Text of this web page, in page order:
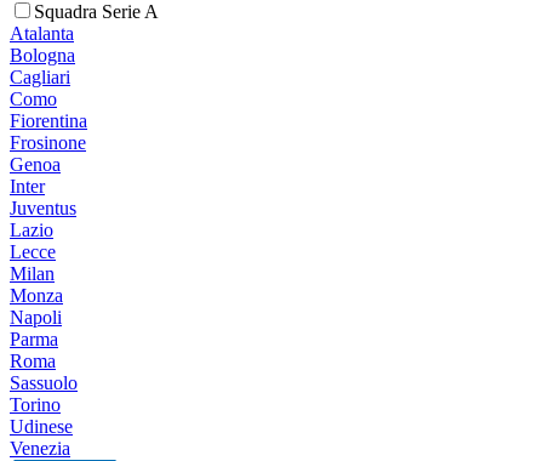
Squadra Serie A
Atalanta
Bologna
Cagliari
Como
Fiorentina
Frosinone
Genoa
Inter
Juventus
Lazio
Lecce
Milan
Monza
Napoli
Parma
Roma
Sassuolo
Torino
Udinese
Venezia